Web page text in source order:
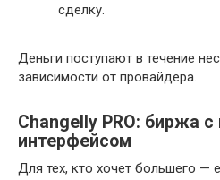
сделку.
Деньги поступают в течение
зависимости от провайдера.
Changelly PRO: биржа
интерфейсом
Для тех, кто хочет большего —